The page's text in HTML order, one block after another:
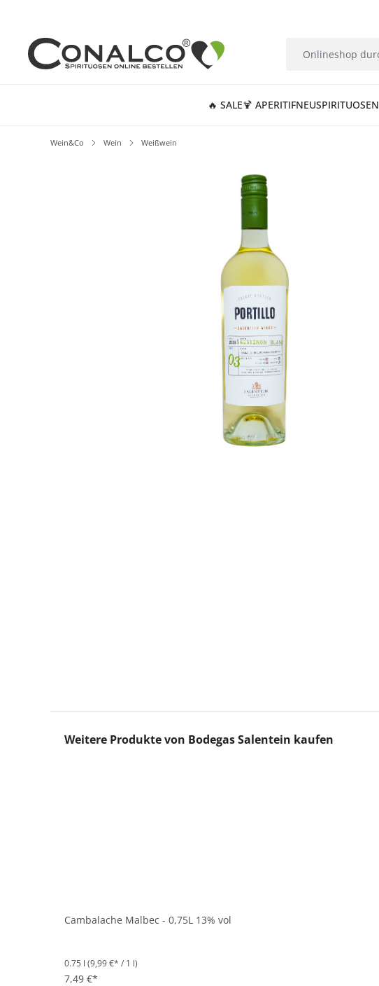
🔥 SALE🍹 APERITIFNEUSPIRITUOSEN
Wein&Co Wein Weißwein
Produktgalerie überspringen
Weitere Produkte von Bodegas Salentein kaufen
Cambalache Malbec - 0,75L 13% vol
0.75 l (9,99 €* / 1 l)
7,49 €*